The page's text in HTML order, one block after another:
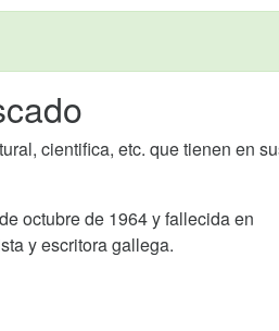
cientifica, etc. que tienen en
octubre de 1964 y fallecida en
y escritora gallega.